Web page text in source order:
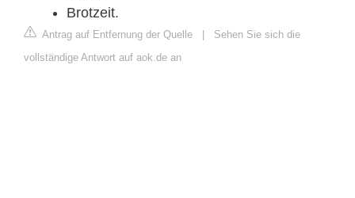
Brotzeit.
Antrag auf Entfernung der Quelle | Sehen Sie sich die
vollständige Antwort auf aok.de an